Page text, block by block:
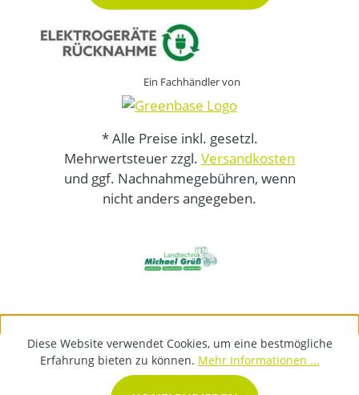
Ein Fachhändler von
* Alle Preise inkl. gesetzl.
Mehrwertsteuer zzgl. Versandkosten
und ggf. Nachnahmegebühren, wenn
nicht anders angegeben.
Diese Website verwendet Cookies, um eine bestmögliche
Erfahrung bieten zu können. Mehr Informationen ...